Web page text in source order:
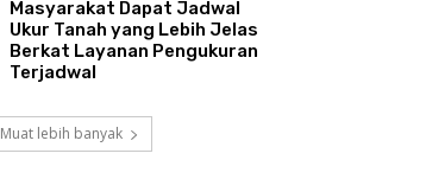
Masyarakat Dapat Jadwal
Ukur Tanah yang Lebih Jelas
Berkat Layanan Pengukuran
Terjadwal
Muat lebih banyak